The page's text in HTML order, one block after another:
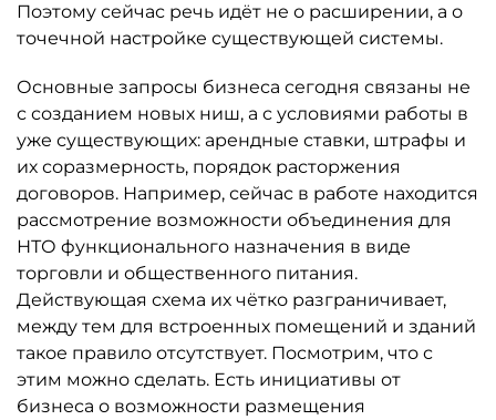
Поэтому сейчас речь идёт не о расширении, а о
точечной настройке существующей системы.
Основные запросы бизнеса сегодня связаны не
с созданием новых ниш, а с условиями работы в
уже существующих: арендные ставки, штрафы и
их соразмерность, порядок расторжения
договоров. Например, сейчас в работе находится
рассмотрение возможности объединения для
НТО функционального назначения в виде
торговли и общественного питания.
Действующая схема их чётко разграничивает,
между тем для встроенных помещений и зданий
такое правило отсутствует. Посмотрим, что с
этим можно сделать. Есть инициативы от
бизнеса о возможности размещения